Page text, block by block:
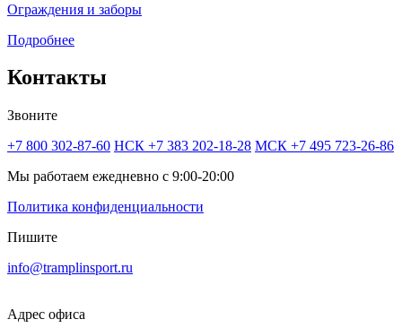
Ограждения и заборы
Подробнее
Контакты
Звоните
+7 800 302-87-60 НСК +7 383 202-18-28 МСК +7 495 723-26-86
Мы работаем ежедневно с 9:00-20:00
Политика конфиденциальности
Пишите
info@tramplinsport.ru
Адрес офиса